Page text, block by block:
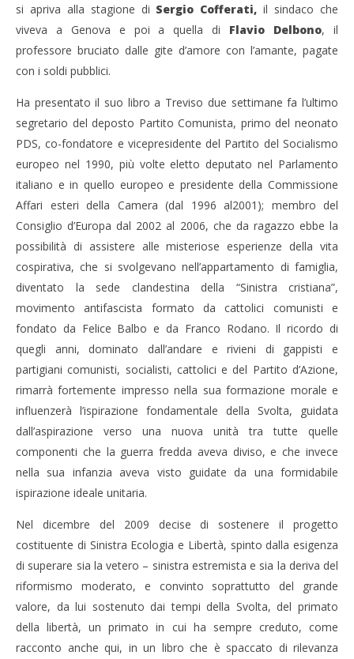
si apriva alla stagione di Sergio Cofferati, il sindaco che
viveva a Genova e poi a quella di Flavio Delbono, il
professore bruciato dalle gite d’amore con l’amante, pagate
con i soldi pubblici.
Ha presentato il suo libro a Treviso due settimane fa l’ultimo
segretario del deposto Partito Comunista, primo del neonato
PDS, co-fondatore e vicepresidente del Partito del Socialismo
europeo nel 1990, più volte eletto deputato nel Parlamento
italiano e in quello europeo e presidente della Commissione
Affari esteri della Camera (dal 1996 al2001); membro del
Consiglio d’Europa dal 2002 al 2006, che da ragazzo ebbe la
possibilità di assistere alle misteriose esperienze della vita
cospirativa, che si svolgevano nell’appartamento di famiglia,
diventato la sede clandestina della “Sinistra cristiana”,
movimento antifascista formato da cattolici comunisti e
fondato da Felice Balbo e da Franco Rodano. Il ricordo di
quegli anni, dominato dall’andare e rivieni di gappisti e
partigiani comunisti, socialisti, cattolici e del Partito d’Azione,
rimarrà fortemente impresso nella sua formazione morale e
influenzerà l’ispirazione fondamentale della Svolta, guidata
dall’aspirazione verso una nuova unità tra tutte quelle
componenti che la guerra fredda aveva diviso, e che invece
nella sua infanzia aveva visto guidate da una formidabile
ispirazione ideale unitaria.
Nel dicembre del 2009 decise di sostenere il progetto
costituente di Sinistra Ecologia e Libertà, spinto dalla esigenza
di superare sia la vetero – sinistra estremista e sia la deriva del
riformismo moderato, e convinto soprattutto del grande
valore, da lui sostenuto dai tempi della Svolta, del primato
della libertà, un primato in cui ha sempre creduto, come
racconto anche qui, in un libro che è spaccato di rilevanza